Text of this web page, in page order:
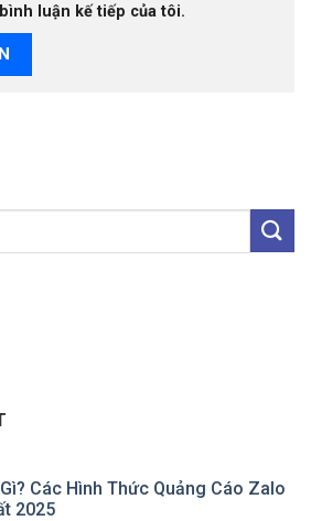
luận kế tiếp của tôi.
Các Hình Thức Quảng Cáo Zalo
2025